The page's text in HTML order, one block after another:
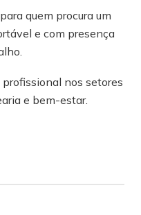
quem procura um
e com presença
nos setores
e bem-estar.